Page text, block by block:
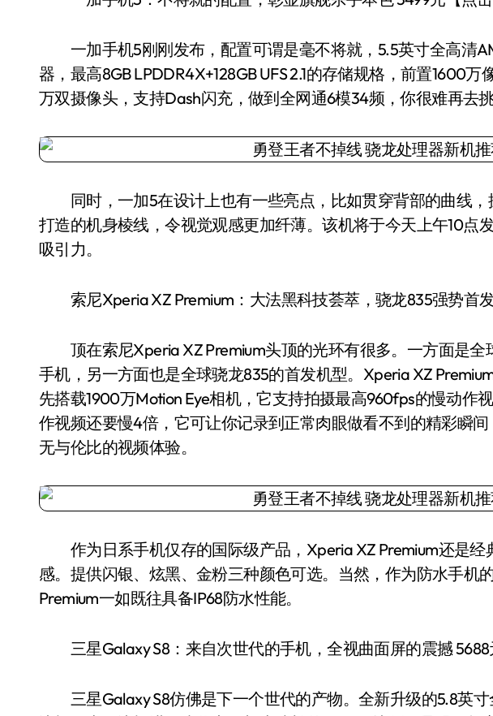
一加手机5刚刚发布，配置可谓是毫不将就，5.5英寸全高清
器，最高8GB LPDDR4X+128GB UFS 2.1的存储规格，前置1600
万双摄像头，支持Dash闪充，做到全网通6模34频，你很难再去挑
同时，一加5在设计上也有一些亮点，比如贯穿背部的曲线，
打造的机身棱线，令视觉观感更加纤薄。该机将于今天上午10点
吸引力。
索尼Xperia XZ Premium：大法黑科技荟萃，骁龙835强势首发
顶在索尼Xperia XZ Premium头顶的光环有很多。一方面是全
手机，另一方面也是全球骁龙835的首发机型。Xperia XZ
先搭载1900万Motion Eye相机，它支持拍摄最高960fps的慢动作
作视频还要慢4倍，它可让你记录到正常肉眼做看不到的精彩瞬
无与伦比的视频体验。
作为日系手机仅存的国际级产品，Xperia XZ Premium还是经
感。提供闪银、炫黑、金粉三种颜色可选。当然，作为防水手机
Premium一如既往具备IP68防水性能。
三星Galaxy S8：来自次世代的手机，全视曲面屏的震撼 5688
三星Galaxy S8仿佛是下一个世代的产物。全新升级的5.8英寸